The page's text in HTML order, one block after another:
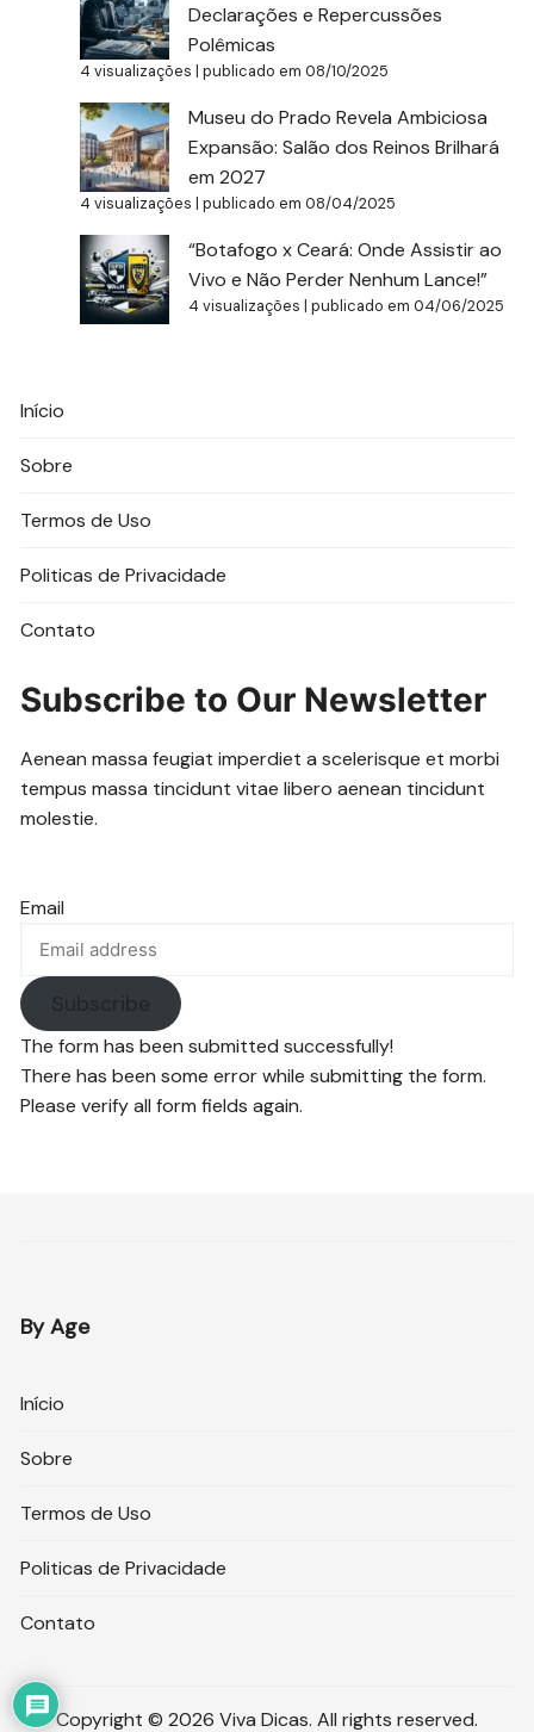
Declarações e Repercussões
Polêmicas
4 visualizações |publicado em 08/10/2025
Museu do Prado Revela Ambiciosa
Expansão: Salão dos Reinos Brilhará
em 2027
4 visualizações |publicado em 08/04/2025
“Botafogo x Ceará: Onde Assistir ao
Vivo e Não Perder Nenhum Lance!”
4 visualizações |publicado em 04/06/2025
Início
Sobre
Termos de Uso
Politicas de Privacidade
Contato
Subscribe to Our Newsletter
Aenean massa feugiat imperdiet a scelerisque et morbi
tempus massa tincidunt vitae libero aenean tincidunt
molestie.
Email
Subscribe
The form has been submitted successfully!
There has been some error while submitting the form.
Please verify all form fields again.
By Age
Início
Sobre
Termos de Uso
Politicas de Privacidade
Contato
Copyright © 2026 Viva Dicas. All rights reserved.